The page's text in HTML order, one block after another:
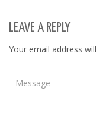
LEAVE A REPLY
Your email address